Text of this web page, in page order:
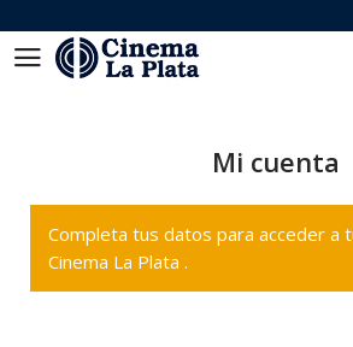
Mi cuenta
Completa tus datos para acceder a
Cinema La Plata .